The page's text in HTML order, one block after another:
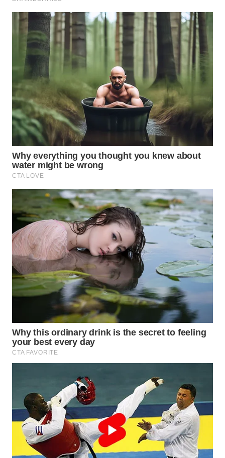
TAPANULI
TENGAH
WN DELI
SERDANG
WN
TEBING
TINGGI
PAKPAK
WN
KARAWANG
WN
BEKASI
WN
BOGOR
WN
WN
TAPANULI
SAMOSIR
WN
PADANG
LAWAS